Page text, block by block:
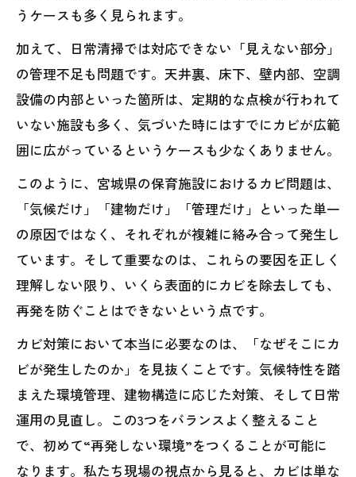
うケースも多く見られます。
加えて、日常清掃では対応できない「見えない部分」
の管理不足も問題です。天井裏、床下、壁内部、空調
設備の内部といった箇所は、定期的な点検が行われて
いない施設も多く、気づいた時にはすでにカビが広範
囲に広がっているというケースも少なくありません。
このように、宮城県の保育施設におけるカビ問題は、
「気候だけ」「建物だけ」「管理だけ」といった単一
の原因ではなく、それぞれが複雑に絡み合って発生し
ています。そして重要なのは、これらの要因を正しく
理解しない限り、いくら表面的にカビを除去しても、
再発を防ぐことはできないという点です。
カビ対策において本当に必要なのは、「なぜそこにカ
ビが発生したのか」を見抜くことです。気候特性を踏
まえた環境管理、建物構造に応じた対策、そして日常
運用の見直し。この3つをバランスよく整えること
で、初めて“再発しない環境”をつくることが可能に
なります。私たち現場の視点から見ると、カビは単な